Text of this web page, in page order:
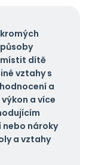
dítě
vztahy s
a
a více
nároky
a vztahy